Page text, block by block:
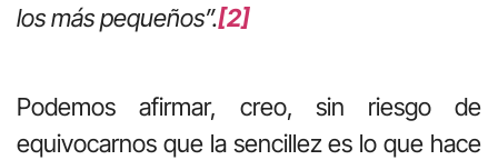
los más pequeños”.[2]
Podemos afirmar, creo, sin riesgo de
equivocarnos que la sencillez es lo que hace